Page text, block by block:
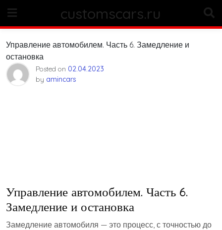
content
customscars.ru
Управление автомобилем. Часть 6. Замедление и
остановка
Posted on 02.04.2023
by amincars
Управление автомобилем. Часть 6.
Замедление и остановка
Замедление автомобиля — это процесс, с точностью до